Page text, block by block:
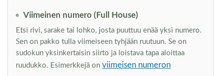
Viimeinen numero (Full House)
Etsi rivi, sarake tai lohko, josta puuttuu enää yksi numero.
Sen on pakko tulla viimeiseen tyhjään ruutuun. Se on
sudokun yksinkertaisin siirto ja loistava tapa aloittaa
ruudukko. Esimerkkejä on viimeisen numeron